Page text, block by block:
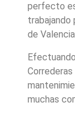
perfecto
trabajando
de
muchas